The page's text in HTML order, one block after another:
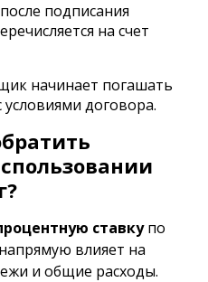
после подписания
на счет
начинает погашать
условиями договора.
ставкупо
влияет на
и общие расходы.